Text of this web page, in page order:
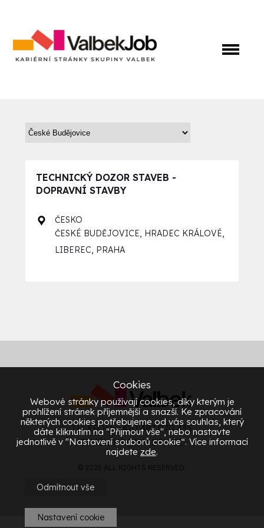
TECHNICKÝ DOZOR STAVEB -
DOPRAVNÍ STAVBY
ČESKO
ČESKÉ BUDĚJOVICE, HRADEC KRÁLOVÉ,
LIBEREC, PRAHA
TELEFON: +420 487 070 435
EMAIL:HR@VALBEK.CZ
© 2025 ALL RIGHTS RESERVED.
Cookies
Webové stránky používají cookies, díky kterým je
prohlížení stránek příjemnější a snazší. Ke zpracování
některých cookies potřebujeme od vás souhlas, který
dáte kliknutím na "Přijmout vše", nebo nastavte
jednotlivě v "Nastavení souborů cookie“. Více informací
najdete zde.
Odmítnout vše
Nastavení cookie